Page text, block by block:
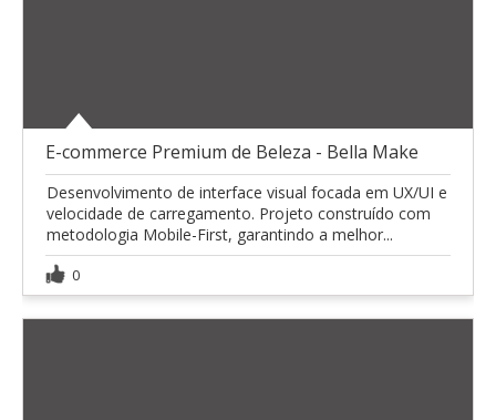
E-commerce Premium de Beleza - Bella Make
Desenvolvimento de interface visual focada em UX/UI e
velocidade de carregamento. Projeto construído com
metodologia Mobile-First, garantindo a melhor...
0